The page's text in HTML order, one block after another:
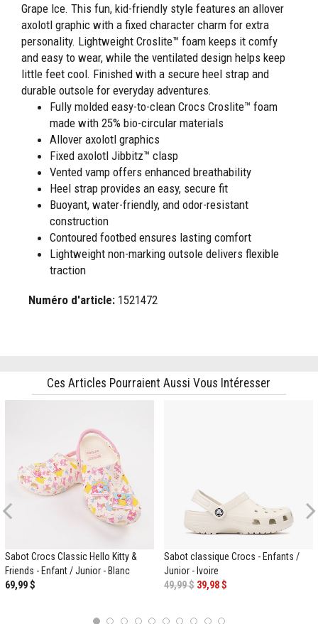
Grape Ice. This fun, kid-friendly style features an allover
axolotl graphic with a fixed character charm for extra
personality. Lightweight Croslite™ foam keeps it comfy
and easy to wear, while the ventilated design helps keep
little feet cool. Finished with a secure heel strap and
durable outsole for everyday adventures.
Fully molded easy-to-clean Crocs Croslite™ foam
made with 25% bio-circular materials
Allover axolotl graphics
Fixed axolotl Jibbitz™ clasp
Vented vamp offers enhanced breathability
Heel strap provides an easy, secure fit
Buoyant, water-friendly, and odor-resistant
construction
Contoured footbed ensures lasting comfort
Lightweight non-marking outsole delivers flexible
traction
Numéro d'article: 1521472
Ces Articles Pourraient Aussi Vous Intéresser
Previous
Sabot Crocs Classic Hello Kitty &
Friends - Enfant / Junior - Blanc
69,99 $
Sabot classique Crocs - Enfants /
Junior - Ivoire
49,99 $ 39,98 $